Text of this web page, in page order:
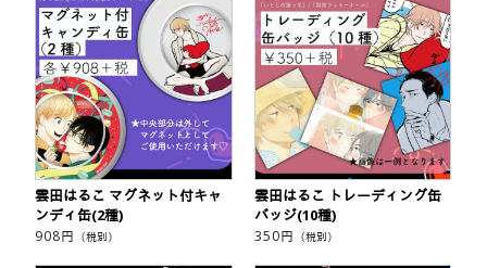
雲田はるこ マグネット付キャ
ンディ缶(2種)
908円 （税別）
雲田はるこ トレーディング缶
バッジ(10種)
350円 （税別）